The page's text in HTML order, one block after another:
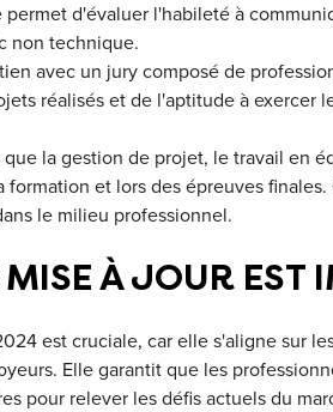
d'évaluer l'habileté à
non technique.
avec un jury composé de
réalisés et de l'aptitude à exercer
la gestion de projet, le travail en
et lors des épreuves
le milieu professionnel.
À JOUR EST
est cruciale, car elle s'aligne sur
Elle garantit que les
pour relever les défis actuels du